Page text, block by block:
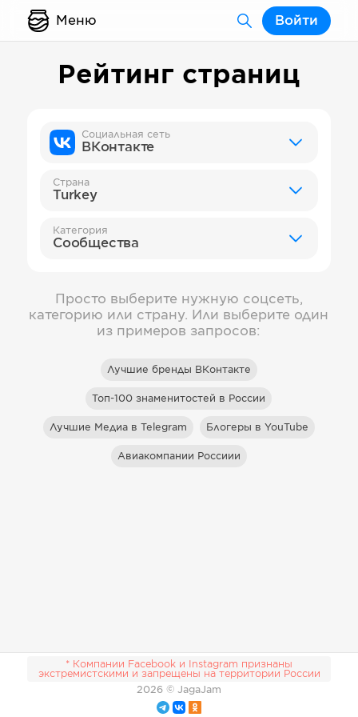
Меню Войти
Рейтинг страниц
Социальная сеть
ВКонтакте
Страна
Turkey
Категория
Сообщества
Просто выберите нужную соцсеть,
категорию или страну. Или выберите один
из примеров запросов:
Лучшие бренды ВКонтакте
Топ-100 знаменитостей в России
Лучшие Медиа в Telegram Блогеры в YouTube
Авиакомпании Россиии
* Компании Facebook и Instagram признаны
экстремистскими и запрещены на территории России
2026 © JagaJam